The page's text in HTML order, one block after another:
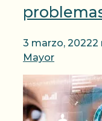
3 marzo, 20222
Mayor